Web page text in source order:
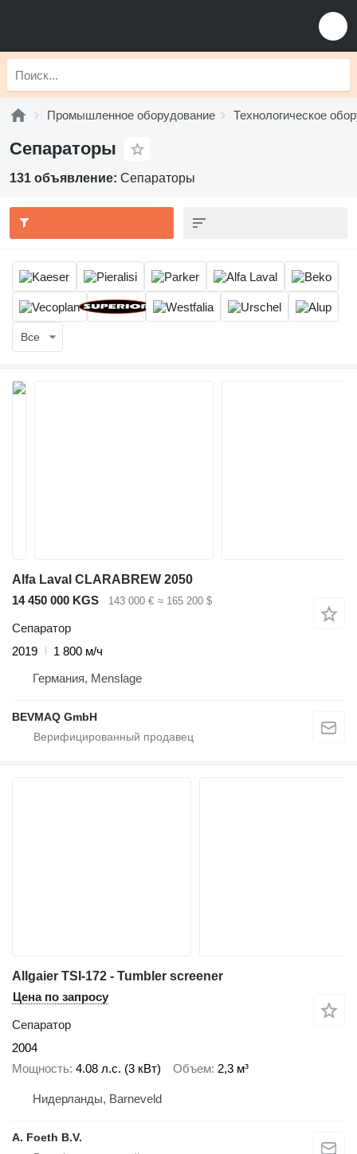
Промышленное оборудование Технологическое
Сепараторы
131 объявление: Сепараторы
Все
Alfa Laval CLARABREW 2050
14 450 000 KGS
143 000 € ≈ 165 200 $
Сепаратор
2019
1 800 м/ч
Германия, Menslage
BEVMAQ GmbH
Allgaier TSI-172 - Tumbler screener
Цена по запросу
Сепаратор
2004
Мощность 4.08 л.с. (3 кВт) Объем 2,3 м³
Нидерланды, Barneveld
A. Foeth B.V.